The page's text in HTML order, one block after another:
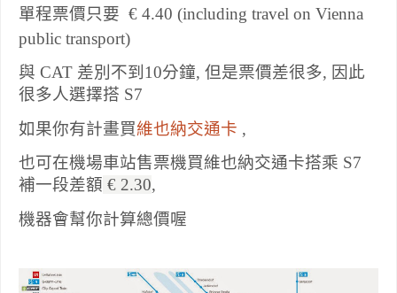
單程票價只要 € 4.40 (including travel on Vienna
public transport)
與 CAT 差別不到10分鐘, 但是票價差很多, 因此
很多人選擇搭 S7
如果你有計畫買維也納交通卡 ,
也可在機場車站售票機買維也納交通卡搭乘 S7
補一段差額 € 2.30,
機器會幫你計算總價喔